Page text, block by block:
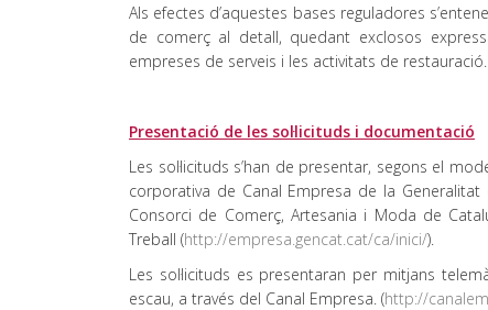
Als efectes d’aquestes bases reguladores
de comerç al detall, quedant exclosos
empreses de serveis i les activitats de restauració.
Presentació de les sol·licituds i documentació
Les sol·licituds s’han de presentar, segons el
corporativa de Canal Empresa de la Generalitat
Consorci de Comerç, Artesania i Moda de
Treball (http://empresa.gencat.cat/ca/inici/).
Les sol·licituds es presentaran per mitjans
escau, a través del Canal Empresa. (http://